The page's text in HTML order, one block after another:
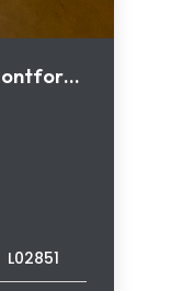
Maison De Village Meublé T2 Montfort Sur Argens
L02851